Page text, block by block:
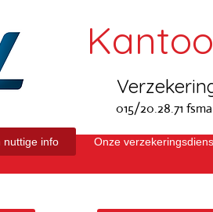
015/20.28.71
nuttige info Onze